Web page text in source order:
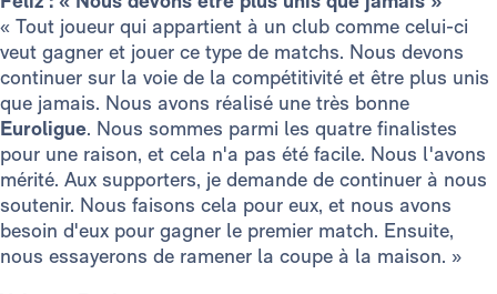
« Tout joueur qui appartient à un club comme celui-ci
veut gagner et jouer ce type de matchs. Nous devons
continuer sur la voie de la compétitivité et être plus unis
que jamais. Nous avons réalisé une très bonne
Euroligue. Nous sommes parmi les quatre finalistes
pour une raison, et cela n'a pas été facile. Nous l'avons
mérité. Aux supporters, je demande de continuer à nous
soutenir. Nous faisons cela pour eux, et nous avons
besoin d'eux pour gagner le premier match. Ensuite,
nous essayerons de ramener la coupe à la maison. »